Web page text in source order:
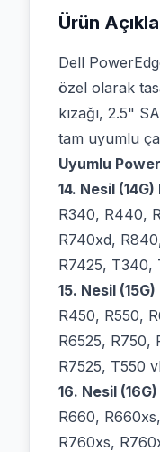
Ürün
Dell
özel olarak
kızağı, 2.5"
tam uyumlu
Uyumlu
14. Nesil
R340, R440,
R740xd,
R7425, T340,
15. Nesil
R450, R550,
R6525, R750,
R7525, T550
16. Nesil
R660,
R760xs,